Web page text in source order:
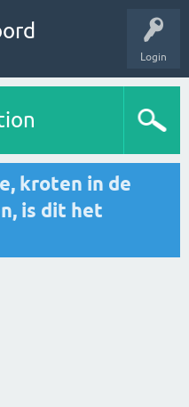
Login
kroten in de
is dit het